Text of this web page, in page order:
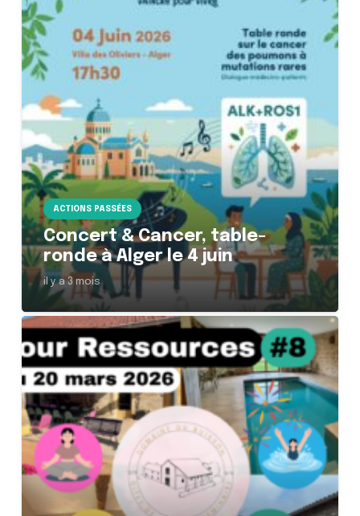
ACTIONS PASSÉES
Concert & Cancer, table-
ronde à Alger le 4 juin
il y a 3 mois